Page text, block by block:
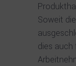
Soweit
dies auch